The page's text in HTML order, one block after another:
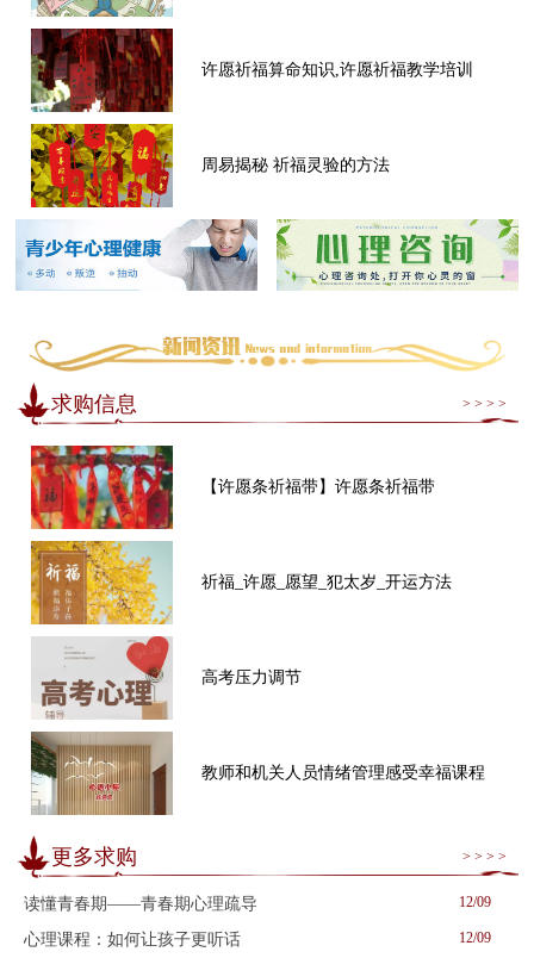
许愿祈福算命知识,许愿祈福教学培训
周易揭秘 祈福灵验的方法
求购信息 > > > >
【许愿条祈福带】许愿条祈福带
祈福_许愿_愿望_犯太岁_开运方法
高考压力调节
教师和机关人员情绪管理感受幸福课程
更多求购 > > > >
读懂青春期——青春期心理疏导 12/09
心理课程：如何让孩子更听话 12/09